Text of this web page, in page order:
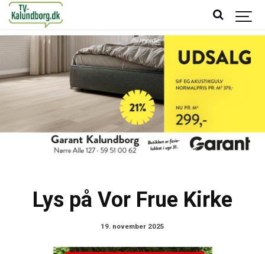
Lys på Vor Frue Kirke
19. november 2025